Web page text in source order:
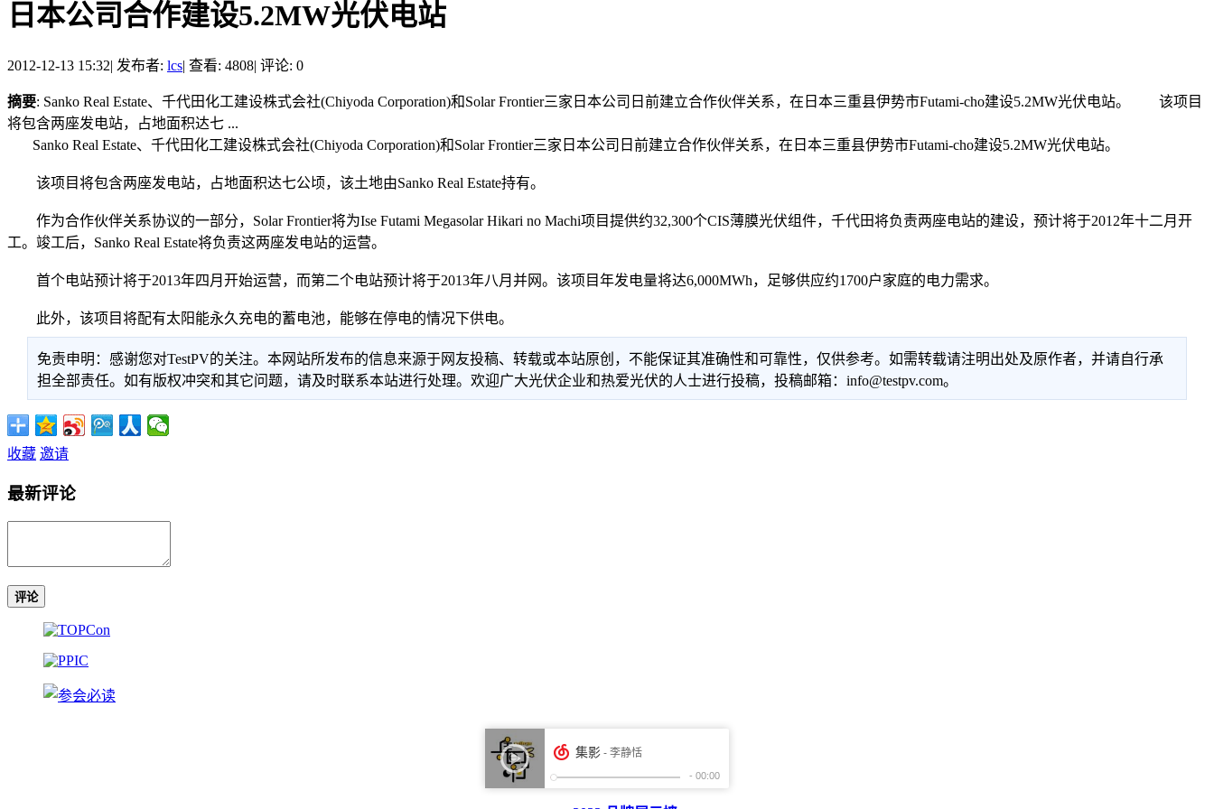
日本公司合作建设5.2MW光伏电站
2012-12-13 15:32| 发布者: lcs| 查看: 4808| 评论: 0
摘要: Sanko Real Estate、千代田化工建设株式会社(Chiyoda Corporation)和Solar Frontier三家日本公司日前建立合作伙伴关系，在日本三重县伊势市Futami-cho建设5.2MW光伏电站。 该项目
将包含两座发电站，占地面积达七 ...
Sanko Real Estate、千代田化工建设株式会社(Chiyoda Corporation)和Solar Frontier三家日本公司日前建立合作伙伴关系，在日本三重县伊势市Futami-cho建设5.2MW光伏电站。
该项目将包含两座发电站，占地面积达七公顷，该土地由Sanko Real Estate持有。
作为合作伙伴关系协议的一部分，Solar Frontier将为Ise Futami Megasolar Hikari no Machi项目提供约32,300个CIS薄膜光伏组件，千代田将负责两座电站的建设，预计将于2012年十二月开
工。竣工后，Sanko Real Estate将负责这两座发电站的运营。
首个电站预计将于2013年四月开始运营，而第二个电站预计将于2013年八月并网。该项目年发电量将达6,000MWh，足够供应约1700户家庭的电力需求。
此外，该项目将配有太阳能永久充电的蓄电池，能够在停电的情况下供电。
免责申明：感谢您对TestPV的关注。本网站所发布的信息来源于网友投稿、转载或本站原创，不能保证其准确性和可靠性，仅供参考。如需转载请注明出处及原作者，并请自行承
担全部责任。如有版权冲突和其它问题，请及时联系本站进行处理。欢迎广大光伏企业和热爱光伏的人士进行投稿，投稿邮箱：info@testpv.com。
收藏 邀请
最新评论
评论